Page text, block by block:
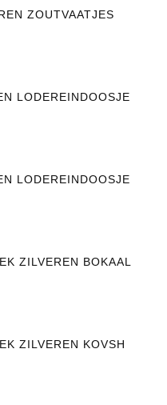
ZOUTVAATJES
LODEREINDOOSJE
LODEREINDOOSJE
ZILVEREN BOKAAL
ZILVEREN KOVSH